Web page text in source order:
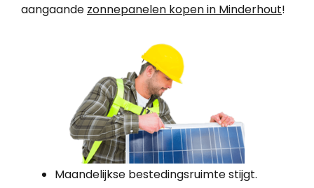
aangaande zonnepanelen kopen in Minderhout!
Maandelijkse bestedingsruimte stijgt.